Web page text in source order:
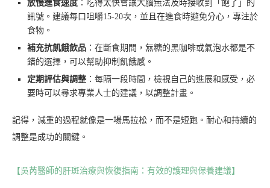
放慢進食速度 ：吃得太快會讓大腦無法及時接收到「飽了」的
訊號。建議每口咀嚼15-20次，並且在進食時避免分心，專注於
食物。
補充抗飢餓飲品 ：在斷食期間，無糖的黑咖啡或氣泡水都是不
錯的選擇，可以幫助抑制飢餓感。
定期評估與調整 ：每隔一段時間，檢視自己的進展和感受，必
要時可以尋求專業人士的建議，以調整計畫。
記得，減重的過程就像是一場馬拉松，而不是短跑。耐心和持續的
調整是成功的關鍵。
【吳芮醫師的肝斑治療與恢復指南：有效的護理與保養建議】